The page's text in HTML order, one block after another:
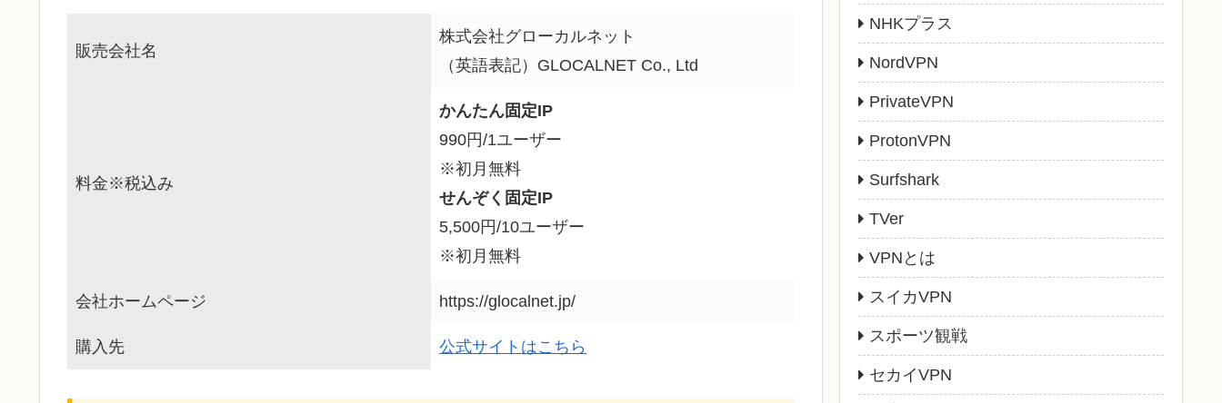
販売会社名
株式会社グローカルネット
（英語表記）GLOCALNET Co., Ltd
料金※税込み
かんたん固定IP
990円/1ユーザー
※初月無料
せんぞく固定IP
5,500円/10ユーザー
※初月無料
会社ホームページ https://glocalnet.jp/
購入先 公式サイトはこちら
NHKプラス
NordVPN
PrivateVPN
ProtonVPN
Surfshark
TVer
VPNとは
スイカVPN
スポーツ観戦
セカイVPN